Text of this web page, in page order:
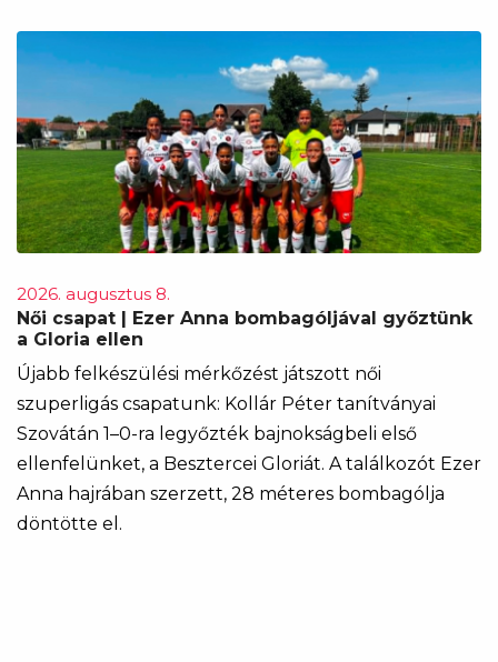
2026. augusztus 8.
Női csapat | Ezer Anna bombagóljával győztünk
a Gloria ellen
Újabb felkészülési mérkőzést játszott női
szuperligás csapatunk: Kollár Péter tanítványai
Szovátán 1–0-ra legyőzték bajnokságbeli első
ellenfelünket, a Besztercei Gloriát. A találkozót Ezer
Anna hajrában szerzett, 28 méteres bombagólja
döntötte el.